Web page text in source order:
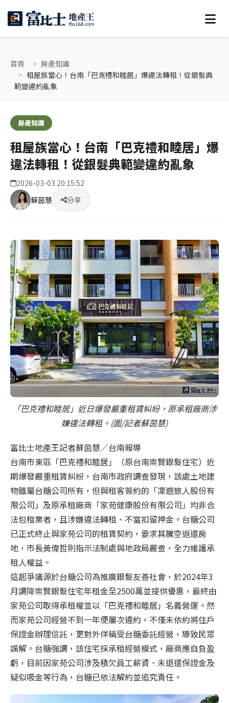
首頁
房產知識
租屋族當心！台南「巴克禮和睦居」爆違法轉租！從銀髮典
範變違約亂象
房產知識
租屋族當心！台南「巴克禮和睦居」爆
違法轉租！從銀髮典範變違約亂象
2026-03-03 20:15:52
蘇茵慧
分享
「巴克禮和睦居」近日爆發嚴重租賃糾紛，原承租廠商涉
嫌違法轉租。(圖/記者蘇茵慧)
富比士地產王記者蘇茵慧／台南報導
台南市東區「巴克禮和睦居」（原台南崇賢銀髮住宅）近
期爆發嚴重租賃糾紛，台南市政府調查發現，該處土地建
物雖屬台糖公司所有，但與租客簽約的「凜遊旅人股份有
限公司」及原承租廠商「家苑健康股份有限公司」均非合
法包租業者，且涉嫌違法轉租、不當扣留押金。台糖公司
已正式終止與家苑公司的租賃契約，要求其騰空返還房
地，市長黃偉哲則指示法制處與地政局嚴查，全力維護承
租人權益。
這起爭議源於台糖公司為推廣銀髮友善社會，於2024年3
月調降崇賢銀髮住宅年租金至2500萬並提供優惠，最終由
家苑公司取得承租權並以「巴克禮和睦居」名義營運。然
而家苑公司經營不到一年便屢次違約，不僅未依約將住戶
保證金辦理信託，更對外佯稱受台糖委託經營，導致民眾
誤解。台糖強調，該住宅採承租經營模式，廠商應自負盈
虧，目前因家苑公司涉及積欠員工薪資、未退還保證金及
疑似吸金等行為，台糖已依法解約並追究責任。